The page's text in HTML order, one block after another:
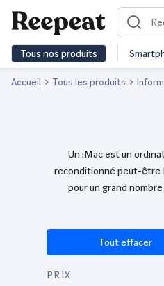
Tous nos produits
Accueil Tous les produits
Un iMac est un
reconditionné peut-être
pour un grand
Tout effacer
PRIX